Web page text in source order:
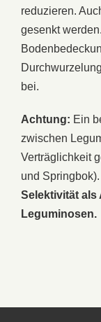
reduzieren.
gesenkt
bei.
Achtung: Ein
zwischen
Verträglichkeit
und Springbok).
Selektivität als
Leguminosen.